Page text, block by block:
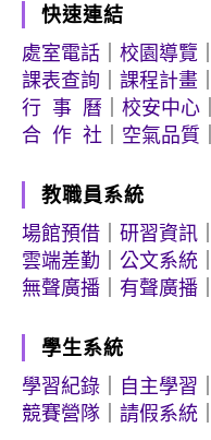
快速連結
處室電話
校園導覽
課表查詢
課程計畫
行 事 曆
校安中心
合 作 社
空氣品質
教職員系統
場館預借
研習資訊
雲端差勤
公文系統
無聲廣播
有聲廣播
學生系統
學習紀錄
自主學習
競賽營隊
請假系統